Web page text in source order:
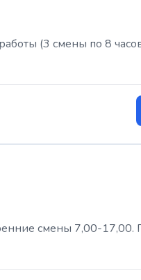
(3 смены по 8
смены 7,00-17,00.